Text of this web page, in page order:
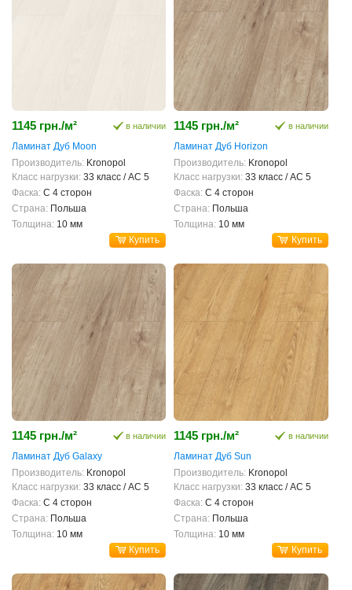
1145 грн./м² в наличии
Ламинат Дуб Moon
Производитель: Kronopol
Класс нагрузки: 33 класс / AC 5
Фаска: С 4 сторон
Страна: Польша
Толщина: 10 мм
Купить
1145 грн./м² в наличии
Ламинат Дуб Horizon
Производитель: Kronopol
Класс нагрузки: 33 класс / AC 5
Фаска: С 4 сторон
Страна: Польша
Толщина: 10 мм
Купить
1145 грн./м² в наличии
Ламинат Дуб Galaxy
Производитель: Kronopol
Класс нагрузки: 33 класс / AC 5
Фаска: С 4 сторон
Страна: Польша
Толщина: 10 мм
Купить
1145 грн./м² в наличии
Ламинат Дуб Sun
Производитель: Kronopol
Класс нагрузки: 33 класс / AC 5
Фаска: С 4 сторон
Страна: Польша
Толщина: 10 мм
Купить